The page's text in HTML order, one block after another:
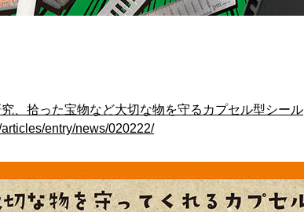
究、拾った宝物など大切な物を守るカプセル型シール
entry/news/020222/